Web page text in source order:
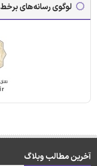
لوگوی رسانه‌های برخط
آخرین مطالب وبلاگ